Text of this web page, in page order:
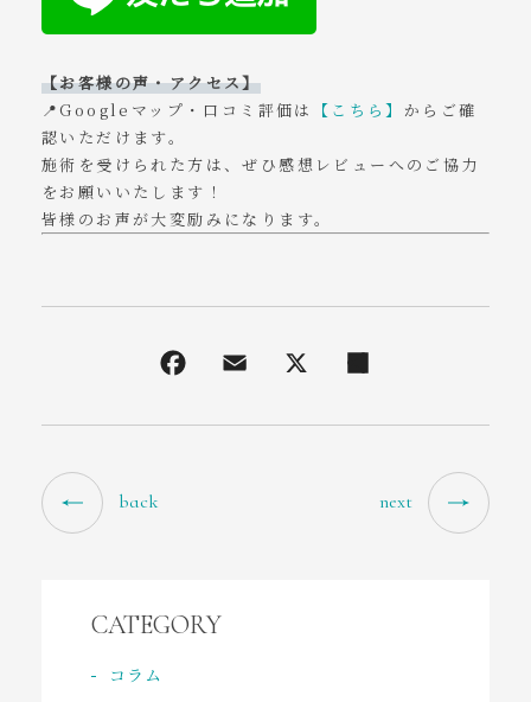
【お客様の声・アクセス】
📍Googleマップ・口コミ評価は
【こちら】 からご確
認いただけます。
施術を受けられた方は、ぜひ感想レビューへのご協力
をお願いいたします！
皆様のお声が大変励みになります。
back next
CATEGORY
コラム